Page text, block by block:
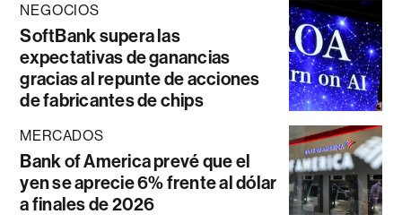
NEGOCIOS
SoftBank supera las
expectativas de ganancias
gracias al repunte de acciones
de fabricantes de chips
MERCADOS
Bank of America prevé que el
yen se aprecie 6% frente al dólar
a finales de 2026